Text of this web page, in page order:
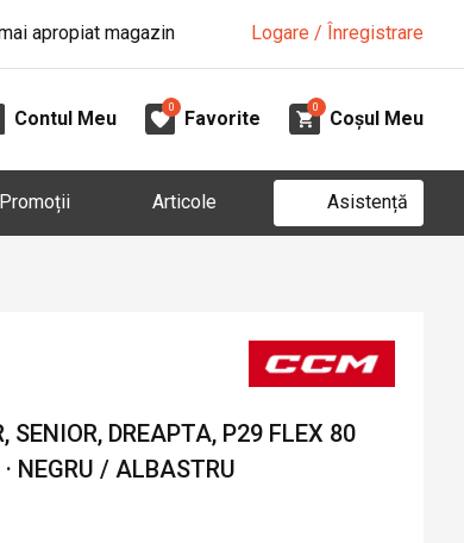
apropiat magazin Logare / Înregistrare
Contul Meu
0
Favorite
0
Coșul Meu
Promoții Articole Asistență
SENIOR, DREAPTA, P29 FLEX 80
NEGRU / ALBASTRU